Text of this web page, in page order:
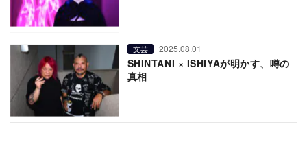
文芸 2025.08.01
SHINTANI × ISHIYAが明かす、噂の
真相